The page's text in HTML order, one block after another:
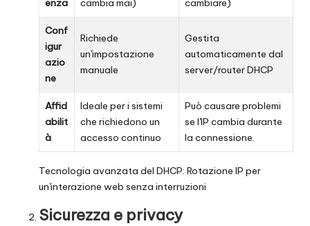
enza cambia mai) cambiare)
Conf
igur
azio
ne
Richiede
un'impostazione
manuale
Gestita
automaticamente dal
server/router DHCP
Affid
abilit
à
Ideale per i sistemi
che richiedono un
accesso continuo
Può causare problemi
se l'IP cambia durante
la connessione.
Tecnologia avanzata del DHCP: Rotazione IP per
un'interazione web senza interruzioni
Sicurezza e privacy